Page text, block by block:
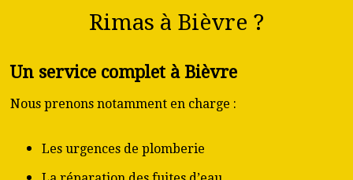
Rimas à Bièvre ?
Un service complet à Bièvre
Nous prenons notamment en charge :
Les urgences de plomberie